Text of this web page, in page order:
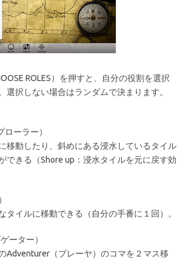
ROLES）を押すと、自分の役割を選択
選択しない場合はランダムで決まります。
ローラー）
移動したり、斜めにある浸水しているタイル
できる（Shore up：浸水タイルを元に戻す効
タイルに移動できる（自分の手番に１回）。
ーター）
Adventurer（プレーヤ）のコマを２マス移